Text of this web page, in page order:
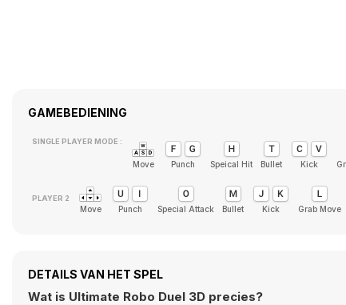
GAMEBEDIENING
SINGLE PLAYER MODE :
Move Punch Speical Hit Bullet Kick
Move Punch Special Attack Bullet Kick Grab Move
DETAILS VAN HET SPEL
Wat is Ultimate Robo Duel 3D precies?